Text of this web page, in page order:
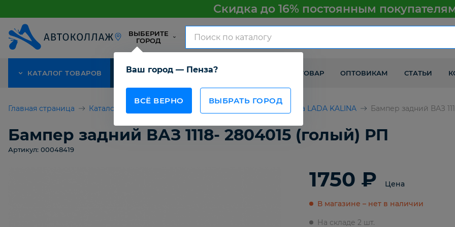
Скидка до 16% постоянным
ВЫБЕРИТЕ
ГОРОД
Ваш город — Пенза?
ВСЁ ВЕРНО ВЫБРАТЬ ГОРОД
КАТАЛОГ ТОВАРОВ АКЦИЯ О КОМПАНИИ КАК ПОЛУЧИТЬ ТОВАР ОПТОВИКАМ СТАТЬИ
Главная страница Каталог товаров Детали кузова LADA KALINA Бампер задний ВАЗ
Бампер задний ВАЗ 1118- 2804015 (голый) РП
Артикул: 00048419
1750 ₽ Цена
В магазине – нет в наличии
На складе 2 шт.